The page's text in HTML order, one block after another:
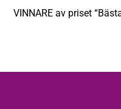
VINNARE av priset